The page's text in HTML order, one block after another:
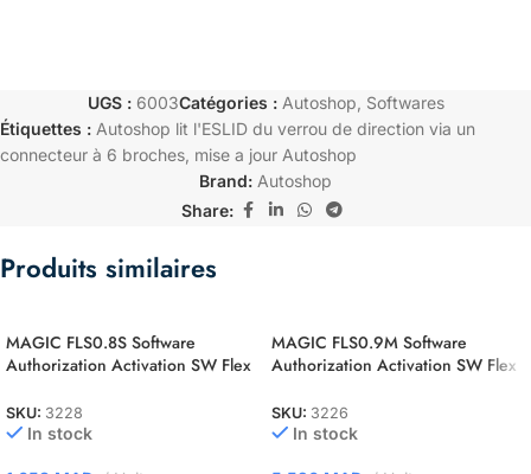
UGS : 6003Catégories : Autoshop Softwares
Étiquettes : Autoshop lit l'ESLID du verrou de direction via un
connecteur à 6 broches mise a jour Autoshop
Brand: Autoshop
Share:
Produits similaires
MAGIC FLS0.8S Software
Authorization Activation SW Flex
SKU: 3228
In stock
MAGIC FLS0.9M Software
Authorization Activation SW Flex
SKU: 3226
In stock